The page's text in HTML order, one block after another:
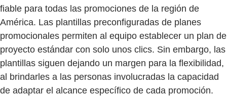
fiable para todas las promociones de la región de
América. Las plantillas preconfiguradas de planes
promocionales permiten al equipo establecer un plan de
proyecto estándar con solo unos clics. Sin embargo, las
plantillas siguen dejando un margen para la flexibilidad,
al brindarles a las personas involucradas la capacidad
de adaptar el alcance específico de cada promoción.